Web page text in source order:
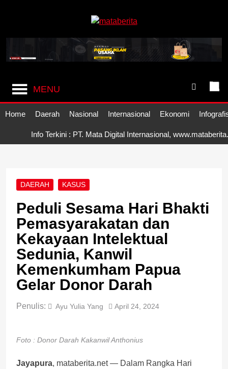
Mataberita
MENU
Home Daerah Nasional Internasional Ekonomi
Info Terkini : PT. Mata Digital Internasional,
DAERAH KASUS
Peduli Sesama Hari Bhakti
Pemasyarakatan dan
Kekayaan Intelektual
Sedunia, Kanwil
Kemenkumham Papua
Gelar Donor Darah
Penulis: Ayu Yulia Yang April 24, 2024
Foto : Donor Darah Kakanwil Anthonius
Jayapura, mataberita.net — Dalam Rangka Hari